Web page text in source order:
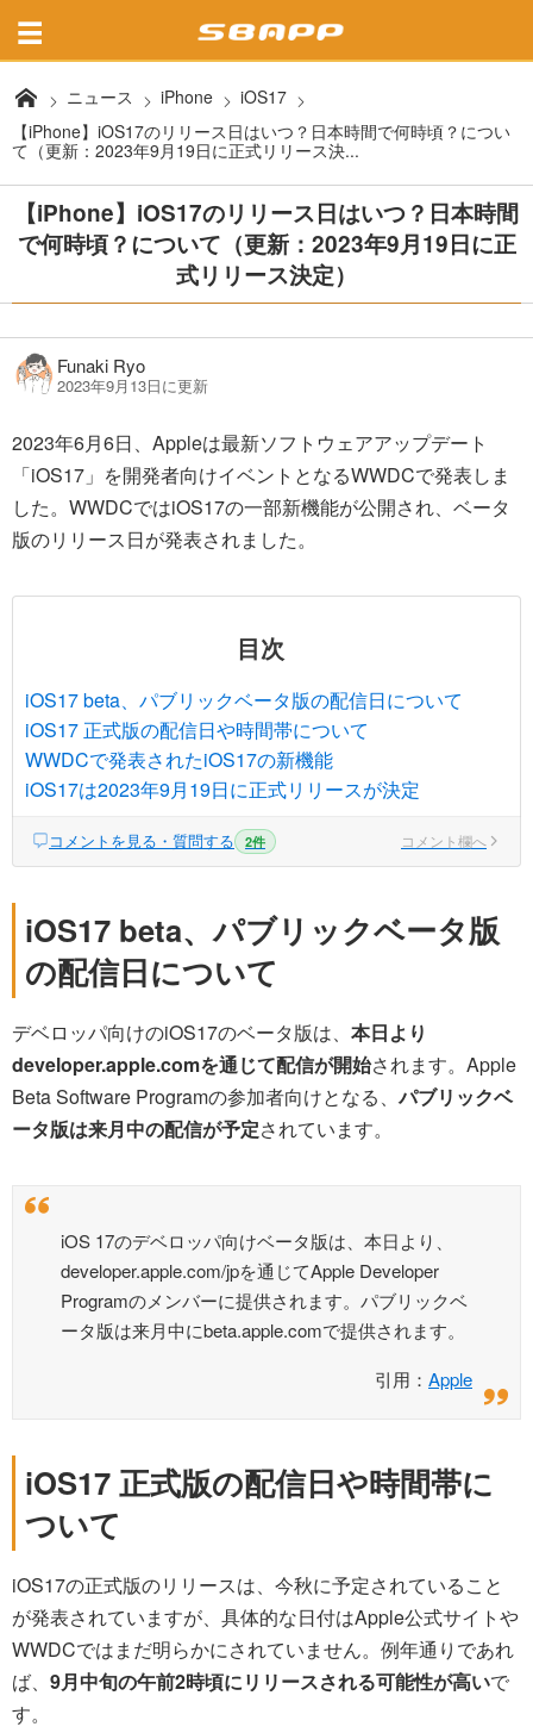
ニュース iPhone
iOS17
【iPhone】iOS17のリリース日はいつ？日本時間で何時頃？につい
て（更新：2023年9月19日に正式リリース決...
【iPhone】iOS17のリリース日はいつ？日本時間
で何時頃？について（更新：2023年9月19日に正
式リリース決定）
Funaki Ryo
2023年9月13日に更新
2023年6月6日、Appleは最新ソフトウェアアップデート
「iOS17」を開発者向けイベントとなるWWDCで発表しま
した。WWDCではiOS17の一部新機能が公開され、ベータ
版のリリース日が発表されました。
目次
iOS17 beta、パブリックベータ版の配信日について
iOS17 正式版の配信日や時間帯について
WWDCで発表されたiOS17の新機能
iOS17は2023年9月19日に正式リリースが決定
コメントを見る・質問する 2件 コメント欄へ
iOS17 beta、パブリックベータ版
の配信日について
デベロッパ向けのiOS17のベータ版は、 本日より
developer.apple.comを通じて配信が開始されます。Apple
Beta Software Programの参加者向けとなる、パブリックベ
ータ版は来月中の配信が予定されています。
iOS 17のデベロッパ向けベータ版は、本日より、
developer.apple.com/jpを通じてApple Developer
Programのメンバーに提供されます。パブリックベ
ータ版は来月中にbeta.apple.comで提供されます。
引用： Apple
iOS17 正式版の配信日や時間帯に
ついて
iOS17の正式版のリリースは、今秋に予定されていること
が発表されていますが、具体的な日付はApple公式サイトや
WWDCではまだ明らかにされていません。例年通りであれ
ば、 9月中旬の午前2時頃にリリースされる可能性が高いで
す。